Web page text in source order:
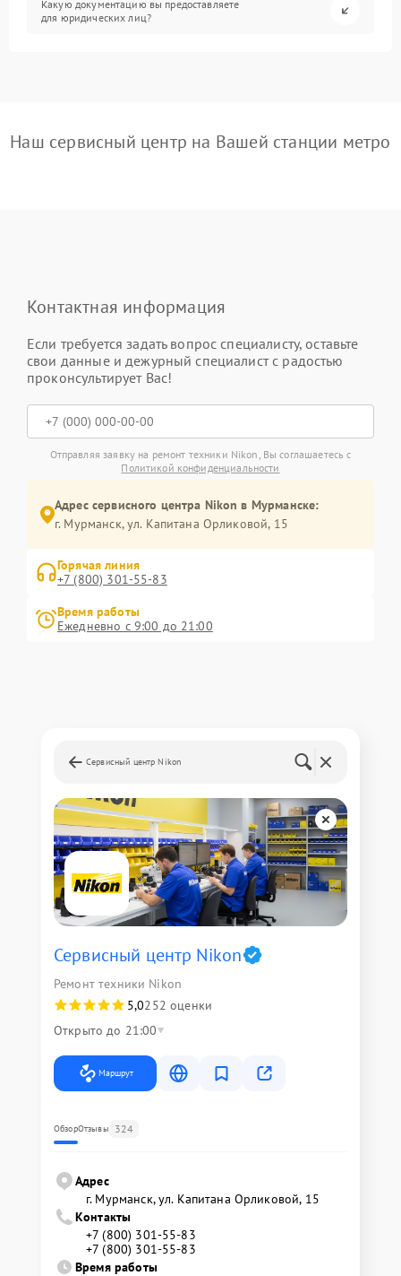
Какую документацию вы предоставляете
для юридических лиц?
Наш сервисный центр на Вашей станции метро
Контактная информация
Если требуется задать вопрос специалисту, оставьте
свои данные и дежурный специалист с радостью
проконсультирует Вас!
Отправляя заявку на ремонт техники Nikon, Вы соглашаетесь с
Политикой конфиденциальности
Адрес сервисного центра Nikon в Мурманске:
г. Мурманск, ул. Капитана Орликовой, 15
Горячая линия
+7 (800) 301-55-83
Время работы
Ежедневно с 9:00 до 21:00
Сервисный центр Nikon
Сервисный центр Nikon
Ремонт техники Nikon
5,0252 оценки
Открыто до 21:00
Маршрут
ОбзорОтзывы 324
Адрес
г. Мурманск, ул. Капитана Орликовой, 15
Контакты
+7 (800) 301-55-83
+7 (800) 301-55-83
Время работы